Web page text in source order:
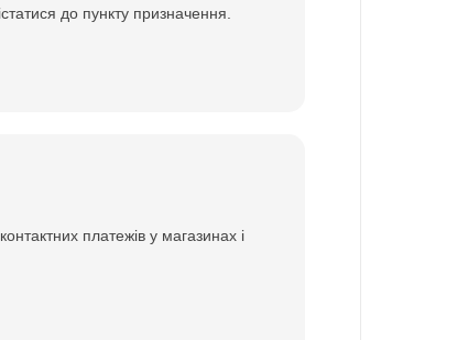
до пункту призначення.
платежів у магазинах і